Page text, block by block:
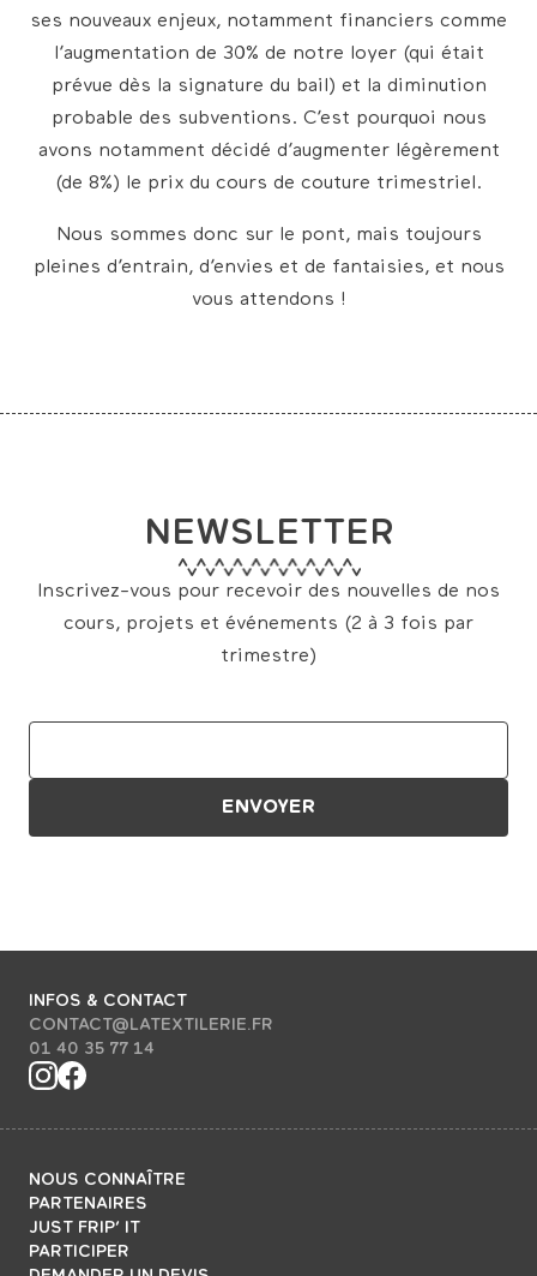
ses nouveaux enjeux, notamment financiers comme
l’augmentation de 30% de notre loyer (qui était
prévue dès la signature du bail) et la diminution
probable des subventions. C’est pourquoi nous
avons notamment décidé d’augmenter légèrement
(de 8%) le prix du cours de couture trimestriel.
Nous sommes donc sur le pont, mais toujours
pleines d’entrain, d’envies et de fantaisies, et nous
vous attendons !
NEWSLETTER
Inscrivez-vous pour recevoir des nouvelles de nos
cours, projets et événements (2 à 3 fois par
trimestre)
INFOS & CONTACT
CONTACT@LATEXTILERIE.FR
01 40 35 77 14
NOUS CONNAÎTRE
PARTENAIRES
JUST FRIP’ IT
PARTICIPER